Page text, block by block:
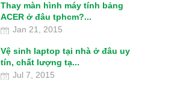
Thay màn hình máy tính bảng
ACER ở đâu tphcm?...
Jan 21, 2015
Vệ sinh laptop tại nhà ở đâu uy
tín, chất lượng tạ...
Jul 7, 2015